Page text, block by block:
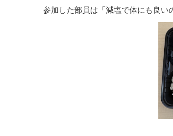
参加した部員は「減塩で体にも良い